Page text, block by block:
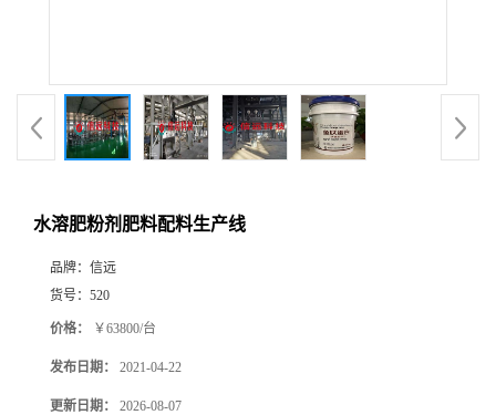
水溶肥粉剂肥料配料生产线
品牌： 信远
货号： 520
价格： ￥63800/台
发布日期： 2021-04-22
更新日期： 2026-08-07